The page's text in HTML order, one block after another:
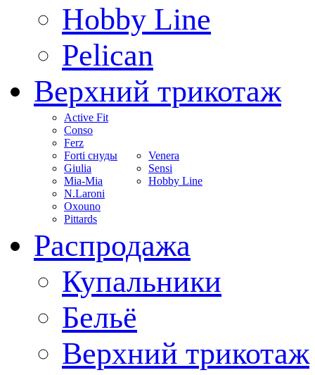
Hobby Line
Pelican
Верхний трикотаж
Active Fit
Conso
Ferz
Forti снуды
Giulia
Mia-Mia
N.Laroni
Oxouno
Pittards
Venera
Sensi
Hobby Line
Распродажа
Купальники
Бельё
Верхний трикотаж